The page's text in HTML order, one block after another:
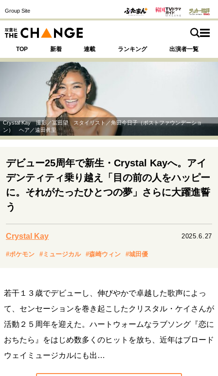
Group Site
TOP 新着 連載 ランキング 出演者一覧
注目の記事テーマで探す
運命を変えた出会い 決断の裏側
挫折からの再起
プロフェッショナルの矜持
表現者の葛藤
人生が動いた日 10代の挫折と原点
セカンドキャリアの描き方
ファーストキャリアを拓く
経営・ビジネス
変革の原動力
次世代へのバトン
トップが描く未来
Crystal Kay 撮影／冨田望 スタイリスト／角田今日子（ポストファウンデーショ
ン） ヘア／遠田眞里
デビュー25周年で新生・Crystal Kayへ。アイ
デンティティ乗り越え「目の前の人をハッピー
に。それがたったひとつの夢」さらに大躍進誓
う
Crystal Kay 2025.6.27
#ポケモン #ミュージカル #森崎ウィン #城田優
若干１３歳でデビューし、伸びやかで卓越した歌声によっ
て、センセーションを巻き起こしたクリスタル・ケイさんが
活動２５周年を迎えた。ハートウォームなラブソング『恋に
おちたら』をはじめ数多くのヒットを放ち、近年はブロード
ウェイミュージカルにも出…